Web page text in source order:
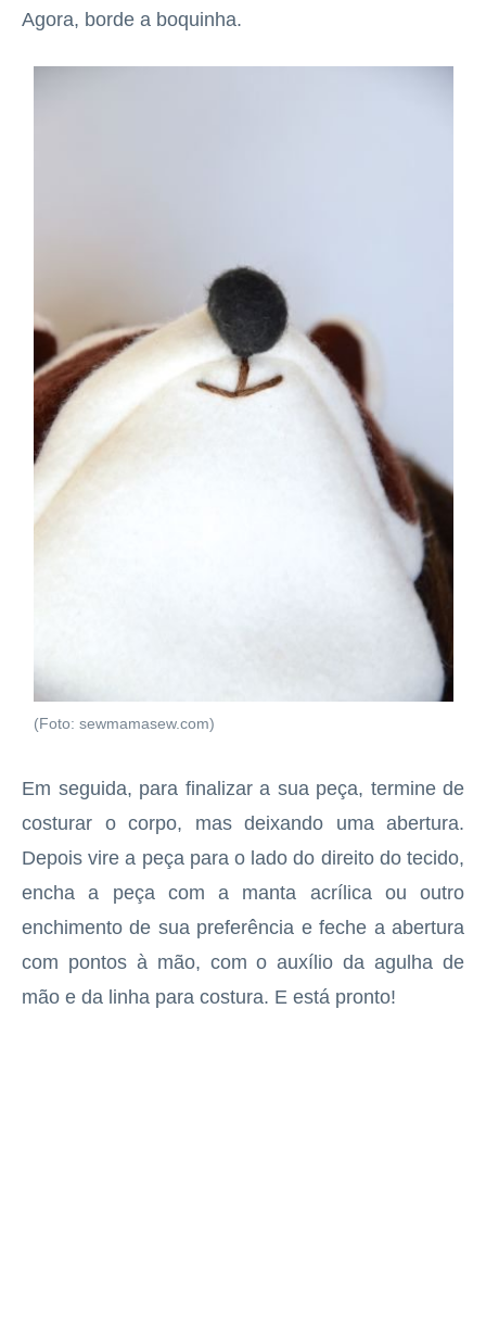
Agora, borde a boquinha.
(Foto: sewmamasew.com)
Em seguida, para finalizar a sua peça, termine de
costurar o corpo, mas deixando uma abertura.
Depois vire a peça para o lado do direito do tecido,
encha a peça com a manta acrílica ou outro
enchimento de sua preferência e feche a abertura
com pontos à mão, com o auxílio da agulha de
mão e da linha para costura. E está pronto!